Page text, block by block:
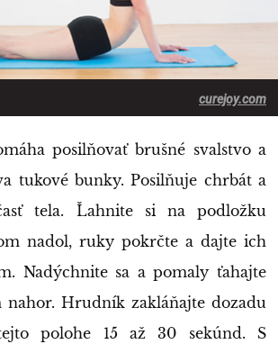
curejoy.com
posilňovať brušné svalstvo a
tukové bunky. Posilňuje chrbát a
tela. Ľahnite si na podložku
nadol, ruky pokrčte a dajte ich
Nadýchnite sa a pomaly ťahajte
nahor. Hrudník zakláňajte dozadu
polohe 15 až 30 sekúnd. S